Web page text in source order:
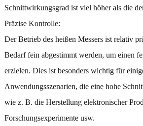
Schnittwirkungsgrad ist viel höher als die
Präzise Kontrolle:
Der Betrieb des heißen Messers ist relativ
Bedarf fein abgestimmt werden, um einen
erzielen. Dies ist besonders wichtig für
Anwendungsszenarien, die eine hohe
wie z. B. die Herstellung elektronischer
Forschungsexperimente usw.